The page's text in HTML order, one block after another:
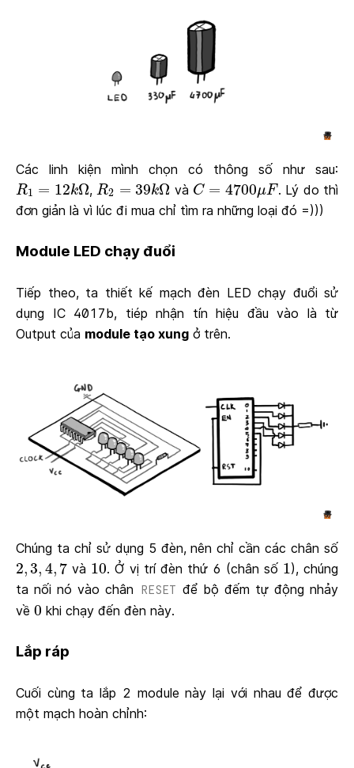
Các linh kiện mình chọn có thông số như sau:
R1 = 12kΩ
R1 12kΩ, R2 = 39kΩ
R2 39kΩ và C = 4700μF
C= 4700μF . Lý do thì
đơn giản là vì lúc đi mua chỉ tìm ra những loại đó =)))
Module LED chạy đuổi
Tiếp theo, ta thiết kế mạch đèn LED chạy đuổi sử
dụng IC 4017b, tiép nhận tín hiệu đầu vào là từ
Output của module tạo xung ở trên.
Chúng ta chỉ sử dụng 5 đèn, nên chỉ cần các chân số
2, 3, 4, 7
2 3 4 7và 10
10. Ở vị trí đèn thứ 6 (chân số 1
1), chúng
ta nối nó vào chân RESET để bộ đếm tự động nhảy
về 0
0 khi chạy đến đèn này.
Lắp ráp
Cuối cùng ta lắp 2 module này lại với nhau để được
một mạch hoàn chỉnh: